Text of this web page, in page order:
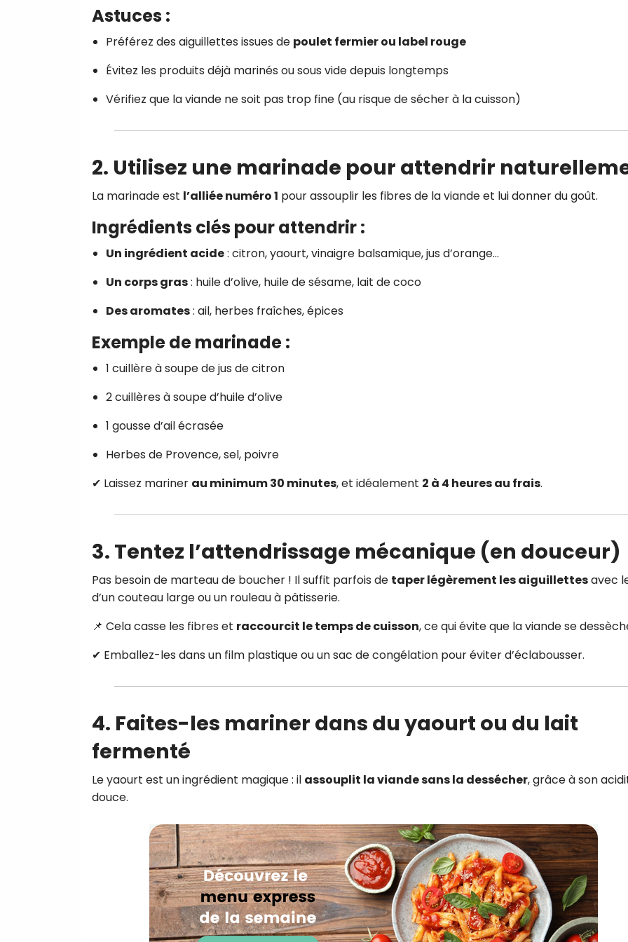
Astuces :
Préférez des aiguillettes issues de poulet fermier ou label rouge
Évitez les produits déjà marinés ou sous vide depuis longtemps
Vérifiez que la viande ne soit pas trop fine (au risque de sécher à la cuisson)
2. Utilisez une marinade pour attendrir
La marinade est l’alliée numéro 1 pour assouplir les fibres de la viande et lui donner du goût.
Ingrédients clés pour attendrir :
Un ingrédient acide: citron, yaourt, vinaigre balsamique, jus d’orange…
Un corps gras: huile d’olive, huile de sésame, lait de coco
Des aromates: ail, herbes fraîches, épices
Exemple de marinade :
1 cuillère à soupe de jus de citron
2 cuillères à soupe d’huile d’olive
1 gousse d’ail écrasée
Herbes de Provence, sel, poivre
✔ Laissez mariner au minimum 30 minutes, et idéalement 2 à 4 heures au frais.
3. Tentez l’attendrissage mécanique (en douceur)
Pas besoin de marteau de boucher ! Il suffit parfois de taper légèrement les aiguillettesavec
d’un couteau large ou un rouleau à pâtisserie.
📌 Cela casse les fibres et raccourcit le temps de cuisson, ce qui évite que la viande se
✔ Emballez-les dans un film plastique ou un sac de congélation pour éviter d’éclabousser.
4. Faites-les mariner dans du yaourt ou du lait
fermenté
Le yaourt est un ingrédient magique : il assouplit la viande sans la dessécher, grâce à son
douce.